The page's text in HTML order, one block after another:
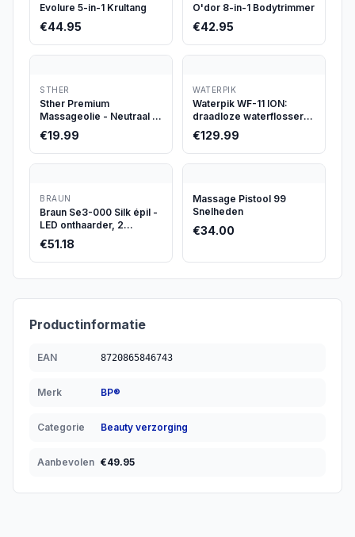
Evolure 5-in-1 Krultang
€44.95
O'dor 8-in-1 Bodytrimmer
€42.95
STHER
Sther Premium
Massageolie - Neutraal -
250ml - Parfumvrij &
Hypoallergeen - Met
Avocado-olie - Langdurig
Glijvermogen
€19.99
WATERPIK
Waterpik WF-11 ION:
draadloze waterflosser
met 4 weken batterij
€129.99
BRAUN
Braun Se3-000 Silk épil -
LED onthaarder, 2
snelheden
€51.18
Massage Pistool 99
Snelheden
€34.00
Productinformatie
EAN 8720865846743
Merk BP®
Categorie Beauty verzorging
Aanbevolen €49.95